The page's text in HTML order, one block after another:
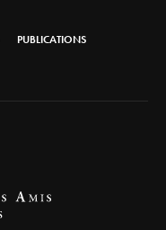
PUBLICATIONS